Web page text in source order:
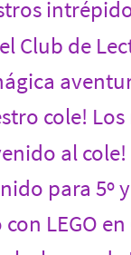
Club de
cole!
al cole!
para 5º
LEGO